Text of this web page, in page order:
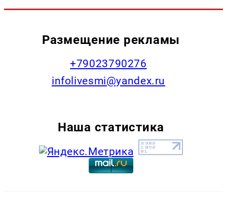
Размещение рекламы
+79023790276
infolivesmi@yandex.ru
Наша статистика